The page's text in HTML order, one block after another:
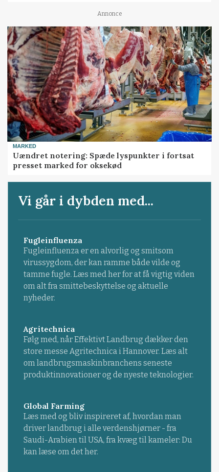
Annonce
MARKED
Uændret notering: Spæde lyspunkter i fortsat
presset marked for oksekød
Vi går i dybden med...
Fugleinfluenza
Fugleinfluenza er en alvorlig og smitsom
virussygdom, der kan ramme både vilde og
tamme fugle. Læs med her for at få vigtig viden
om alt fra smittebeskyttelse og aktuelle
nyheder.
Agritechnica
Følg med, når Effektivt Landbrug dækker den
store messe Agritechnica i Hannover. Læs alt
om landbrugsmaskinbranchens seneste
produktinnovationer og de nyeste teknologier.
Global Farming
Læs med og bliv inspireret af, hvordan man
driver landbrug i alle verdenshjørner - fra
Saudi-Arabien til USA, fra kvæg til kameler: Du
kan læse om det her.